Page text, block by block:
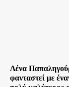
Λένα
φανταστεί με